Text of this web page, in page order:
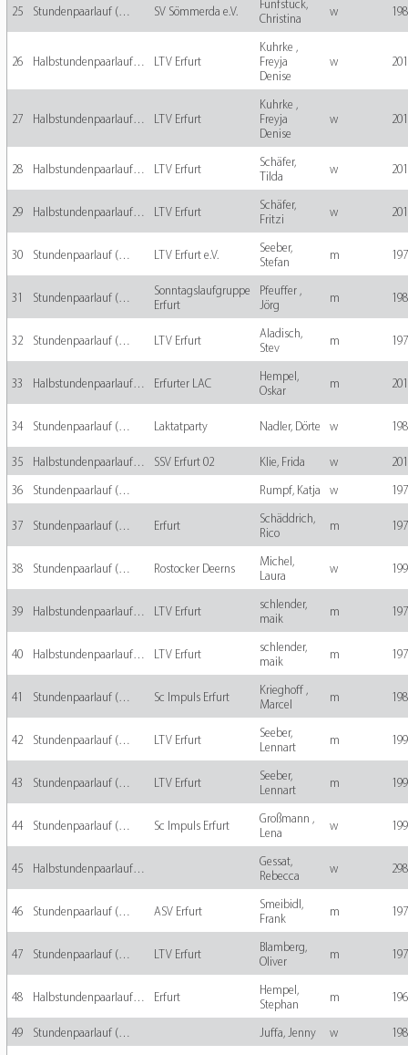
25 Stundenpaarlauf (… SV Sömmerda e.V.
Fünfstück,
Christina
w
26 Halbstundenpaarlauf… LTV Erfurt
Kuhrke ,
Freyja
Denise
w
27 Halbstundenpaarlauf… LTV Erfurt
Kuhrke ,
Freyja
Denise
w
28 Halbstundenpaarlauf… LTV Erfurt
Schäfer,
Tilda
w
29 Halbstundenpaarlauf… LTV Erfurt
Schäfer,
Fritzi
w
30 Stundenpaarlauf (… LTV Erfurt e.V.
Seeber,
Stefan
m
31 Stundenpaarlauf (…
Sonntagslaufgruppe
Erfurt
Pfeuffer ,
Jörg
m
32 Stundenpaarlauf (… LTV Erfurt
Aladisch,
Stev
m
33 Halbstundenpaarlauf… Erfurter LAC
Hempel,
Oskar
m
34 Stundenpaarlauf (… Laktatparty Nadler, Dörte w
35 Halbstundenpaarlauf… SSV Erfurt 02 Klie, Frida w
36 Stundenpaarlauf (… Rumpf, Katja w
37 Stundenpaarlauf (… Erfurt
Schäddrich,
Rico
m
38 Stundenpaarlauf (… Rostocker Deerns
Michel,
Laura
w
39 Halbstundenpaarlauf… LTV Erfurt
schlender,
maik
m
40 Halbstundenpaarlauf… LTV Erfurt
schlender,
maik
m
41 Stundenpaarlauf (… Sc Impuls Erfurt
Krieghoff ,
Marcel
m
42 Stundenpaarlauf (… LTV Erfurt
Seeber,
Lennart
m
43 Stundenpaarlauf (… LTV Erfurt
Seeber,
Lennart
m
44 Stundenpaarlauf (… Sc Impuls Erfurt
Großmann ,
Lena
w
45 Halbstundenpaarlauf…
Gessat,
Rebecca
w
46 Stundenpaarlauf (… ASV Erfurt
Smeibidl,
Frank
m
47 Stundenpaarlauf (… LTV Erfurt
Blamberg,
Oliver
m
48 Halbstundenpaarlauf… Erfurt
Hempel,
Stephan
m
49 Stundenpaarlauf (… Juffa, Jenny w